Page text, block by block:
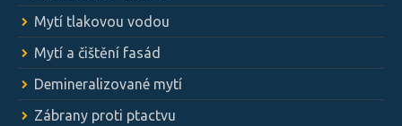
Mytí tlakovou vodou
Mytí a čištění fasád
Demineralizované mytí
Zábrany proti ptactvu